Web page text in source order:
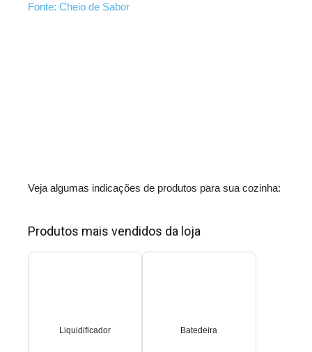
Fonte: Cheio de Sabor
Veja algumas indicações de produtos para sua cozinha:
Produtos mais vendidos da loja
Liquidificador Batedeira